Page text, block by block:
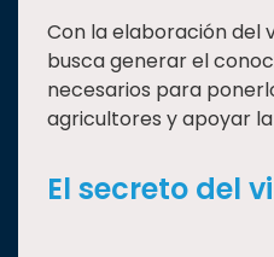
Con la elaboración del
busca generar el
necesarios para
agricultores y apoyar
El secreto del